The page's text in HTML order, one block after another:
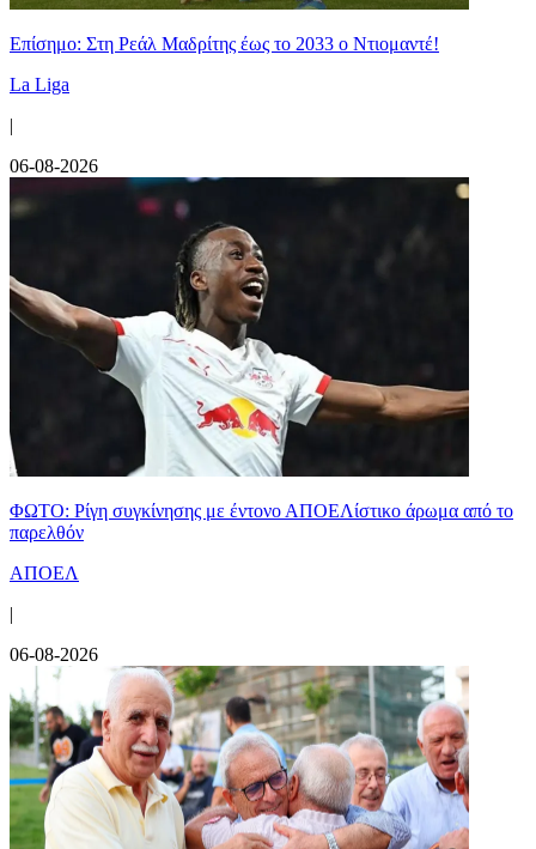
Επίσημο: Στη Ρεάλ Μαδρίτης έως το 2033 ο Ντιομαντέ!
La Liga
|
06-08-2026
ΦΩΤΟ: Ρίγη συγκίνησης με έντονο ΑΠΟΕΛίστικο άρωμα από το
παρελθόν
ΑΠΟΕΛ
|
06-08-2026